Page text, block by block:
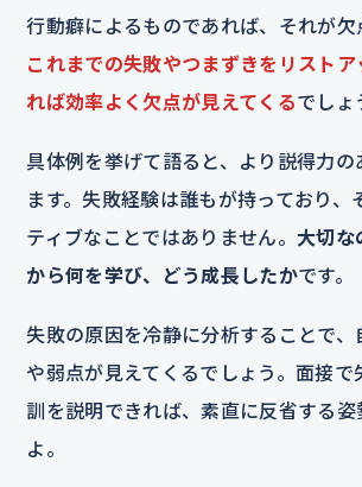
行動癖によるものであれば、それが欠
これまでの失敗やつまずきをリスト
れば効率よく欠点が見えてくるでしょ
具体例を挙げて語ると、より説得力の
ます。失敗経験は誰もが持っており、
ティブなことではありません。 大切な
から何を学び、どう成長したかです。
失敗の原因を冷静に分析することで、
や弱点が見えてくるでしょう。面接で
訓を説明できれば、素直に反省する姿
よ。